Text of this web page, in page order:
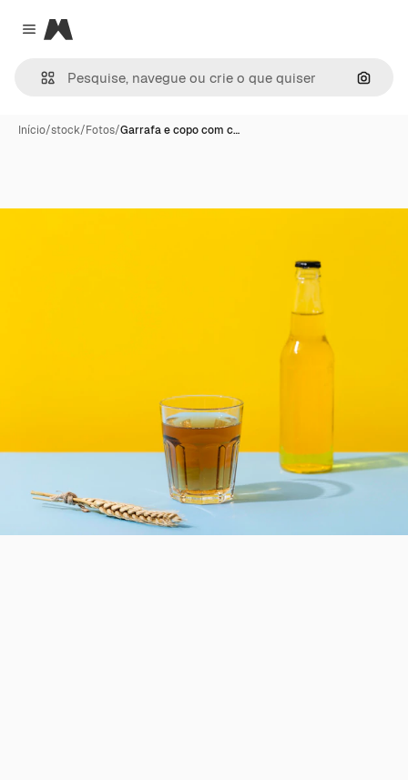
Close menu
Magnific
Início/stock/Fotos/Garrafa e copo com c…